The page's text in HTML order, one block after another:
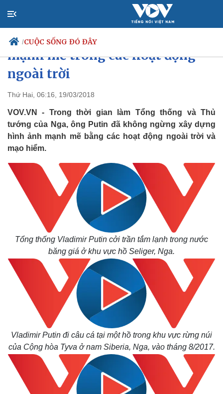
/CUỘC SỐNG ĐÓ ĐÂY
Chính trị
Tổ chức nhân sự
Quốc hội
Nhận diện sự thật
Tin 24h
Dự báo thời tiết
Giáo dục
Dấu ấn VOV
Hình ảnh Tổng thống Putin
mạnh mẽ trong các hoạt động
ngoài trời
Thứ Hai, 06:16, 19/03/2018
VOV.VN - Trong thời gian làm Tổng thống và Thủ
tướng của Nga, ông Putin đã không ngừng xây dựng
hình ảnh mạnh mẽ bằng các hoạt động ngoài trời và
mạo hiểm.
Tổng thống Vladimir Putin cởi trần tắm lạnh trong nước
băng giá ở khu vực hồ Seliger, Nga.
Vladimir Putin đi câu cá tại một hồ trong khu vực rừng núi
của Cộng hòa Tyva ở nam Siberia, Nga, vào tháng 8/2017.